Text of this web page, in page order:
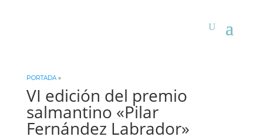
PORTADA»
VI edición del premio
salmantino «Pilar
Fernández Labrador»